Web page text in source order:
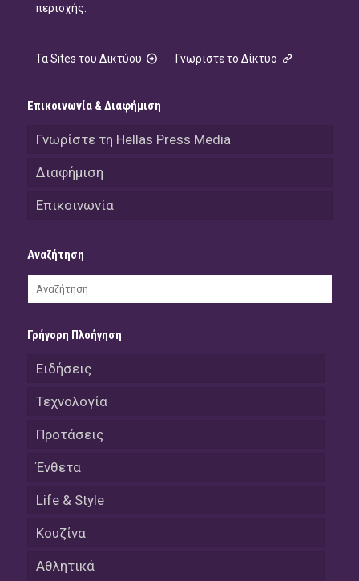
περιοχής.
Τα Sites του Δικτύου Γνωρίστε το Δίκτυο
Επικοινωνία & Διαφήμιση
Γνωρίστε τη Hellas Press Media
Διαφήμιση
Επικοινωνία
Αναζήτηση
Γρήγορη Πλοήγηση
Ειδήσεις
Τεχνολογία
Προτάσεις
Ένθετα
Life & Style
Κουζίνα
Αθλητικά